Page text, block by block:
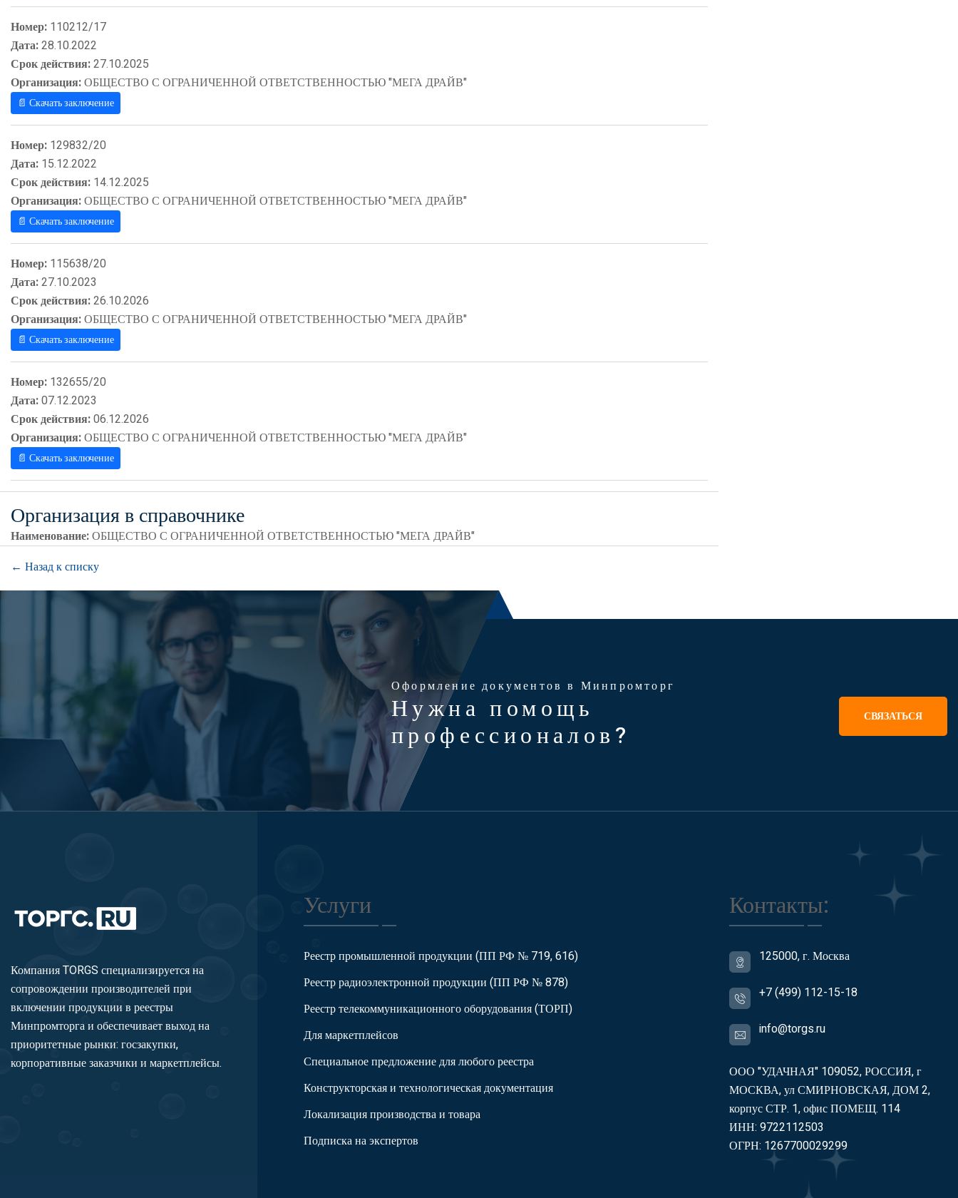
Номер: 110212/17
Дата:28.10.2022
Срок действия:27.10.2025
Организация:ОБЩЕСТВО С ОГРАНИЧЕННОЙ ОТВЕТСТВЕННОСТЬЮ "МЕГА ДРАЙВ"
📄 Скачать заключение
Номер: 129832/20
Дата: 15.12.2022
Срок действия: 14.12.2025
Организация:ОБЩЕСТВО С ОГРАНИЧЕННОЙ ОТВЕТСТВЕННОСТЬЮ "МЕГА ДРАЙВ"
📄 Скачать заключение
Номер: 115638/20
Дата:27.10.2023
Срок действия:26.10.2026
Организация:ОБЩЕСТВО С ОГРАНИЧЕННОЙ ОТВЕТСТВЕННОСТЬЮ "МЕГА ДРАЙВ"
📄 Скачать заключение
Номер: 132655/20
Дата:07.12.2023
Срок действия:06.12.2026
Организация:ОБЩЕСТВО С ОГРАНИЧЕННОЙ ОТВЕТСТВЕННОСТЬЮ "МЕГА ДРАЙВ"
📄 Скачать заключение
Организация в справочнике
Наименование:ОБЩЕСТВО С ОГРАНИЧЕННОЙ ОТВЕТСТВЕННОСТЬЮ "МЕГА ДРАЙВ"
← Назад к списку
Оформление документов в Минпромторг
Нужна помощь
профессионалов?
СВЯЗАТЬСЯ
Компания TORGS специализируется на
сопровождении производителей при
включении продукции в реестры
Минпромторга и обеспечивает выход на
приоритетные рынки: госзакупки,
корпоративные заказчики и маркетплейсы.
Услуги
Реестр промышленной продукции (ПП РФ № 719, 616)
Реестр радиоэлектронной продукции (ПП РФ № 878)
Реестр телекоммуникационного оборудования (ТОРП)
Для маркетплейсов
Специальное предложение для любого реестра
Конструкторская и технологическая документация
Локализация производства и товара
Подписка на экспертов
Контакты:
125000, г. Москва
+7 (499) 112-15-18
info@torgs.ru
ООО "УДАЧНАЯ" 109052, РОССИЯ, г
МОСКВА, ул СМИРНОВСКАЯ, ДОМ 2,
корпус СТР. 1, офис ПОМЕЩ. 114
ИНН: 9722112503
ОГРН: 1267700029299